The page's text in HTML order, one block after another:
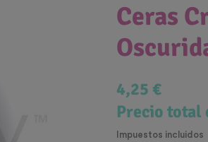
Ceras
4,25 €
Precio total
Impuestos incluidos